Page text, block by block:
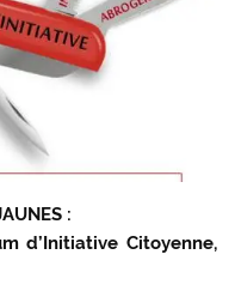
:
d’Initiative Citoyenne,